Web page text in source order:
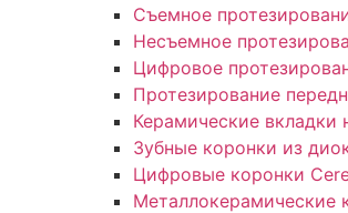
Съемное
Несъемное
Цифровое
Протезирование
Керамические вкладки
Зубные коронки из
Цифровые коронки
Металлокерамические